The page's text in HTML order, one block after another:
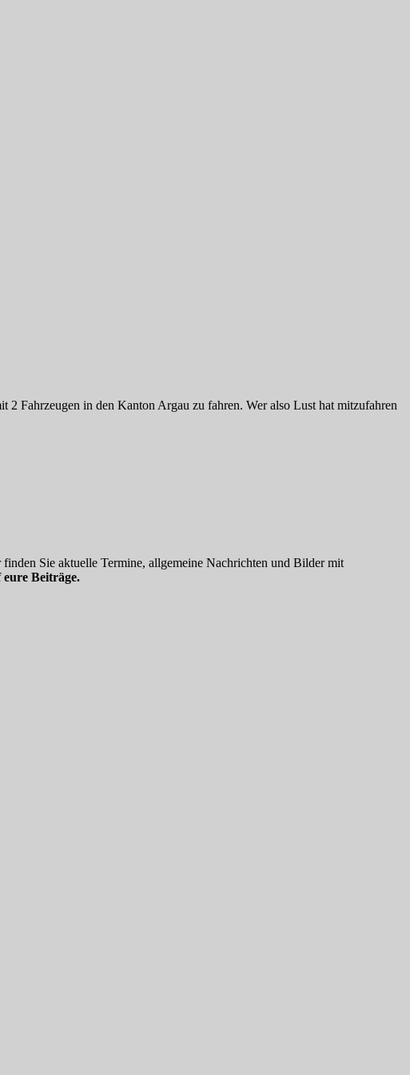
Fahrzeugen in den Kanton Argau zu fahren. Wer also Lust hat mitzufahren
Sie aktuelle Termine, allgemeine Nachrichten und Bilder mit
Beiträge.